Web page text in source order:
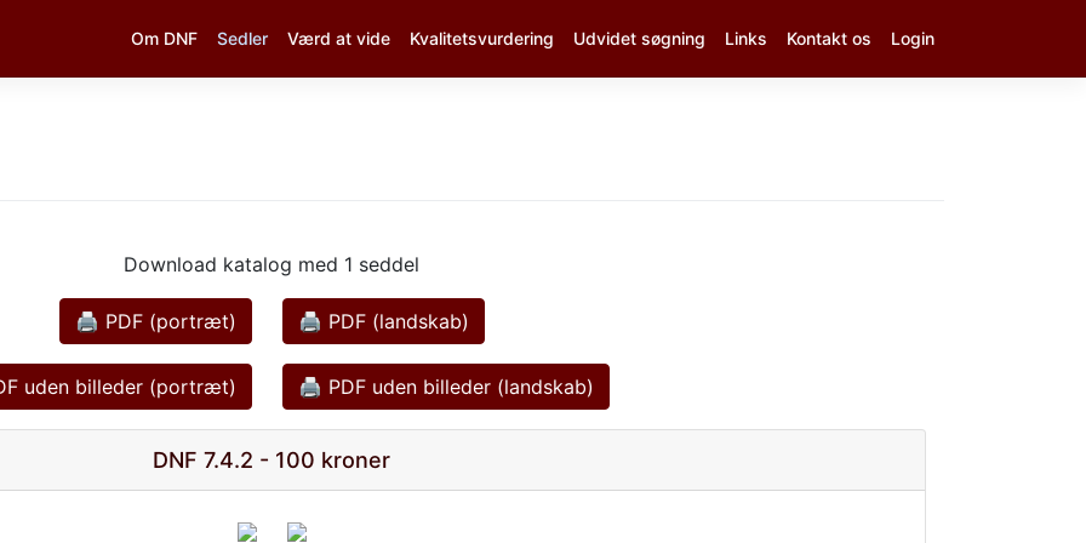
Om DNF Sedler Værd at vide Kvalitetsvurdering Udvidet søgning Links Kontakt os Login
Download katalog med 1 seddel
🖨 PDF (portræt) 🖨 PDF (landskab)
uden billeder (portræt) 🖨 PDF uden billeder (landskab)
DNF 7.4.2 - 100 kroner